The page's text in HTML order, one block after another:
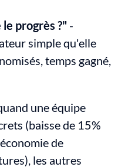
progrès ?" -
simple qu'elle
temps gagné,
une équipe
(baisse de 15%
de
les autres